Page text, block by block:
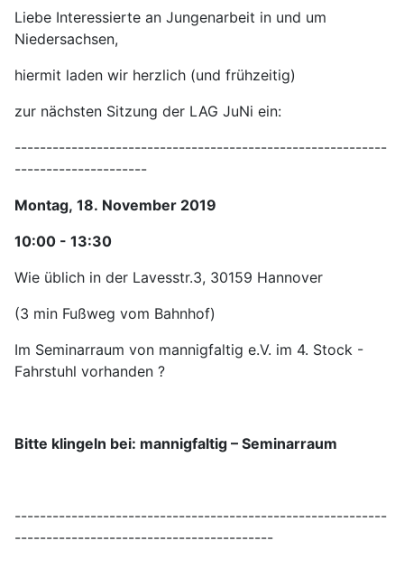
Liebe Interessierte an Jungenarbeit in und um
Niedersachsen,
hiermit laden wir herzlich (und frühzeitig)
zur nächsten Sitzung der LAG JuNi ein:
-----------------------------------------------------------
---------------------
Montag, 18. November 2019
10:00 - 13:30
Wie üblich in der Lavesstr.3, 30159 Hannover
(3 min Fußweg vom Bahnhof)
Im Seminarraum von mannigfaltig e.V. im 4. Stock -
Fahrstuhl vorhanden ?
Bitte klingeln bei: mannigfaltig – Seminarraum
-----------------------------------------------------------
-----------------------------------------